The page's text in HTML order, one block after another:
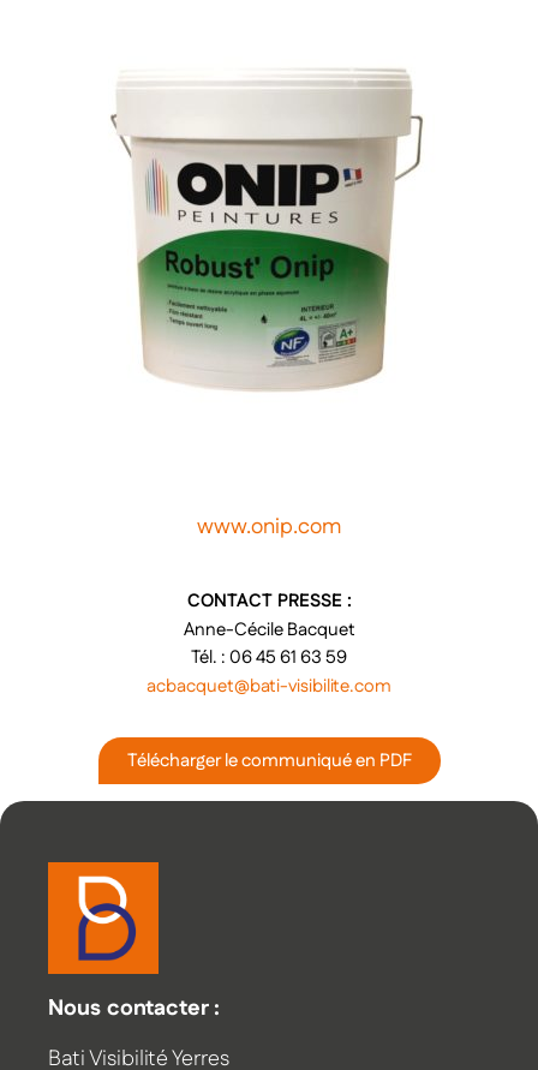
www.onip.com
CONTACT PRESSE :
Anne-Cécile Bacquet
Tél. : 06 45 61 63 59
acbacquet@bati-visibilite.com
Télécharger le communiqué en PDF
Nous contacter :
Bati Visibilité Yerres